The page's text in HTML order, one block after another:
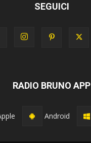
SEGUICI
RADIO BRUNO APP
Android